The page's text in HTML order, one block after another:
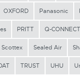
OXFORD Panasonic
PRITT Q-CONNECT
Scottex Sealed Air
TRUST UHU